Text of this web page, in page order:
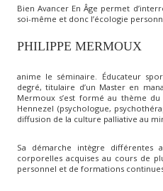
Bien Avancer En Âge permet
soi-même et donc l’écologie
PHILIPPE MERMOUX
anime le séminaire. Éducateur
degré, titulaire d’un Master en
Mermoux s’est formé au thème
Hennezel (psychologue,
diffusion de la culture palliative au
Sa démarche intègre différentes
corporelles acquises au cours de
personnel et de formations